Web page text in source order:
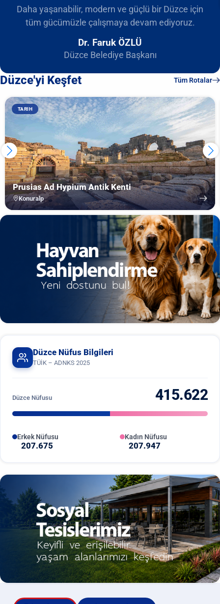
Daha yaşanabilir, modern ve güçlü bir Düzce için
tüm gücümüzle çalışmaya devam ediyoruz.
Dr. Faruk ÖZLÜ
Düzce Belediye Başkanı
Düzce'yi Keşfet Tüm Rotalar
TARIH
Prusias Ad Hypium Antik Kenti
Konuralp
Düzce Nüfus Bilgileri
TÜİK – ADNKS 2025
Düzce Nüfusu 415.622
Erkek Nüfusu
207.675
Kadın Nüfusu
207.947